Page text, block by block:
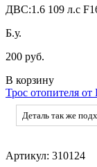
ДВС:1.6 109 л.с
Б.у.
200 руб.
В корзину
Трос отопителя
Деталь так же
Артикул: 310124